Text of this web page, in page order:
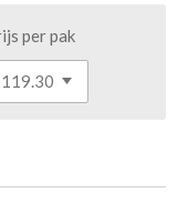
per pak